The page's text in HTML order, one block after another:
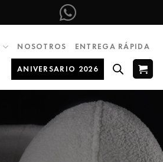
NOSOTROS ENTREGA RÁPIDA
ANIVERSARIO 2026